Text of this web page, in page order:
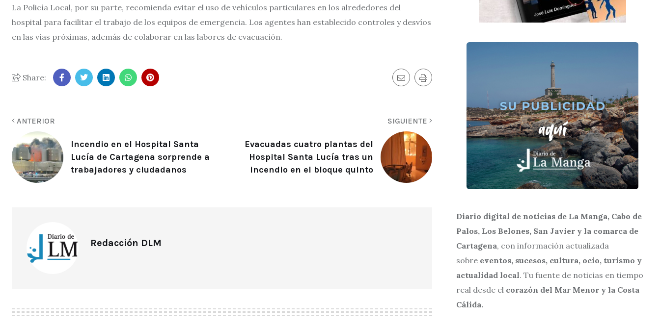
La Policía Local, por su parte, recomienda evitar el uso de vehículos particulares en los alrededores del
hospital para facilitar el trabajo de los equipos de emergencia. Los agentes han establecido controles y desvíos
en las vías próximas, además de colaborar en las labores de evacuación.
Share:
ANTERIOR
Incendio en el Hospital Santa
Lucía de Cartagena sorprende a
trabajadores y ciudadanos
SIGUIENTE
Evacuadas cuatro plantas del
Hospital Santa Lucía tras un
incendio en el bloque quinto
Redacción DLM
Diario digital de noticias de La Manga, Cabo de
Palos, Los Belones, San Javier y la comarca de
Cartagena, con información actualizada
sobre eventos, sucesos, cultura, ocio, turismo y
actualidad local. Tu fuente de noticias en tiempo
real desde el corazón del Mar Menor y la Costa
Cálida.